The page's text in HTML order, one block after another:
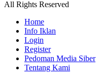
All Rights Reserved
Home
Info Iklan
Login
Register
Pedoman Media Siber
Tentang Kami